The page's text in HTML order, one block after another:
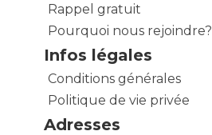
Rappel gratuit
Pourquoi nous rejoindre?
Infos légales
Conditions générales
Politique de vie privée
Adresses